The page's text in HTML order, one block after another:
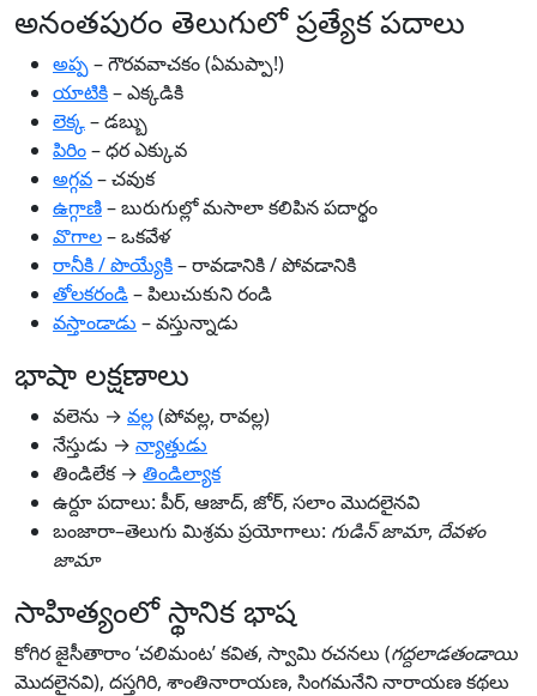
అనంతపురం తెలుగులో ప్రత్యేక పదాలు
అప్ప– గౌరవవాచకం (ఏమప్పా!)
యాటికి– ఎక్కడికి
లెక్క– డబ్బు
పిరిం– ధర ఎక్కువ
అగ్గవ– చవుక
ఉగ్గాణి– బురుగుల్లో మసాలా కలిపిన పదార్థం
వొగాల– ఒకవేళ
రానీకి / పొయ్యేకి– రావడానికి / పోవడానికి
తోలకరండి– పిలుచుకుని రండి
వస్తాండాడు – వస్తున్నాడు
భాషా లక్షణాలు
వలెను → వల్ల(పోవల్ల, రావల్ల)
నేస్తుడు → న్యాత్తుడు
తిండిలేక → తిండిల్యాక
ఉర్దూ పదాలు: పీర్, ఆజాద్, జోర్, సలాం మొదలైనవి
బంజారా–తెలుగు మిశ్రమ ప్రయోగాలు: గుడిన్ జామా, దేవళం
జామా
సాహిత్యంలో స్థానిక భాష
కోగిర జైసీతారాం ‘చలిమంట’ కవిత, స్వామి రచనలు (గద్దలాడతండాయి
మొదలైనవి), దస్తగిరి, శాంతినారాయణ, సింగమనేని నారాయణ కథలు